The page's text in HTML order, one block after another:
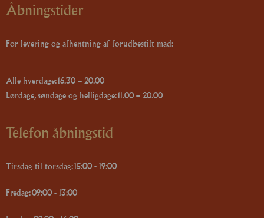
Åbningstider
For levering og afhentning af forudbestilt mad:
Alle hverdage: 16.30 – 20.00
Lørdage, søndage og helligdage: 11.00 – 20.00
Telefon åbningstid
Tirsdag til torsdag: 15:00 - 19:00
Fredag: 09:00 - 13:00